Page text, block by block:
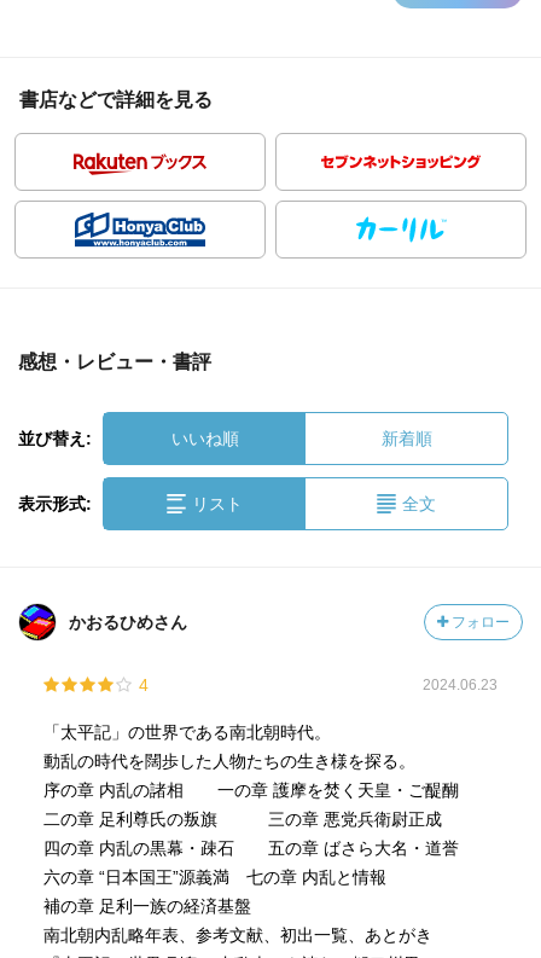
書店などで詳細を見る
感想・レビュー・書評
並び替え: いいね順 新着順
表示形式: リスト 全文
かおるひめさん フォロー
4 2024.06.23
「太平記」の世界である南北朝時代。
動乱の時代を闊歩した人物たちの生き様を探る。
序の章 内乱の諸相 一の章 護摩を焚く天皇・ご醍醐
二の章 足利尊氏の叛旗 三の章 悪党兵衛尉正成
四の章 内乱の黒幕・疎石 五の章 ばさら大名・道誉
六の章 “日本国王”源義満 七の章 内乱と情報
補の章 足利一族の経済基盤
南北朝内乱略年表、参考文献、初出一覧、あとがき